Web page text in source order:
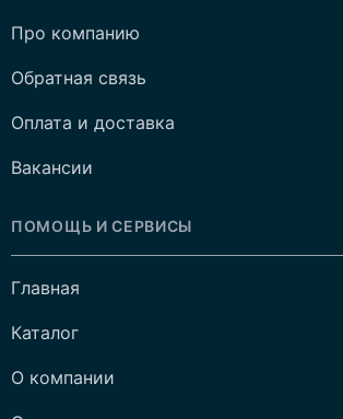
Про компанию
Обратная связь
Оплата и доставка
Вакансии
ПОМОЩЬ И СЕРВИСЫ
Главная
Каталог
О компании